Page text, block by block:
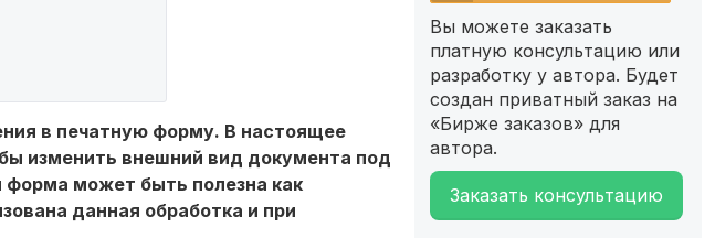
в печатную форму. В настоящее
изменить внешний вид документа под
может быть полезна как
данная обработка и при
Вы можете заказать
платную консультацию или
разработку у автора. Будет
создан приватный заказ на
«Бирже заказов» для
автора.
Заказать консультацию